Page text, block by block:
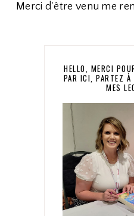
Merci d'être venu me
HELLO, MERCI
PAR ICI, PARTEZ À
MES